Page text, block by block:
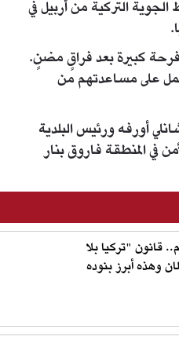
التركية من أربيل في
كبيرة بعد فراقٍ مضنٍ.
على مساعدتهم من
أورفه ورئيس البلدية
في المنطقة فاروق بنار
قانون "تركيا بلا
وهذه أبرز بنوده